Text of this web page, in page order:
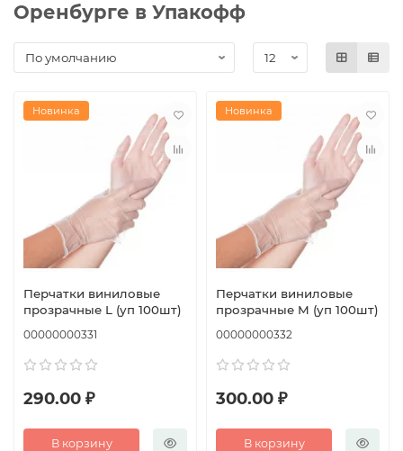
Оренбурге в Упакофф
Новинка
Перчатки виниловые
прозрачные L (уп 100шт)
00000000331
290.00 ₽
В корзину
Новинка
Перчатки виниловые
прозрачные M (уп 100шт)
00000000332
300.00 ₽
В корзину